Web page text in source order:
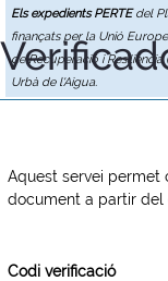
Els expedients PERTEdel
finançats per la Unió
de Recuperació i
Urbà de l'Aigua.
Aquest servei permet
document a partir del
Codi verificació